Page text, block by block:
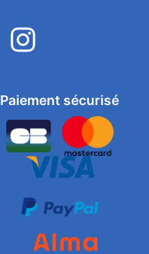
Paiement sécurisé